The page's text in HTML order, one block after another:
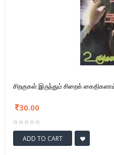
சிறகுகள் இருந்தும் சிறைக்
30.00
ADD TO CART